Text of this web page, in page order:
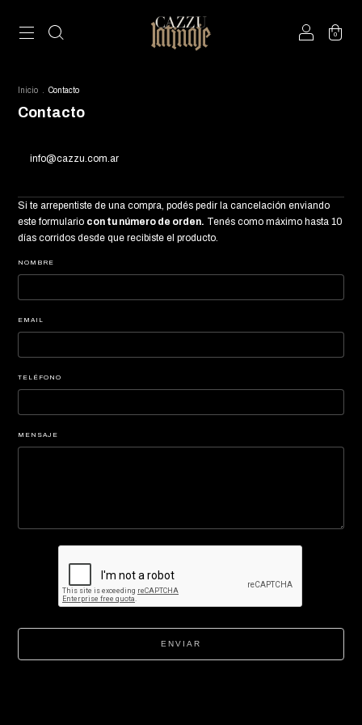
0
Inicio Contacto
Contacto
info@cazzu.com.ar
Si te arrepentiste de una compra, podés pedir la cancelación enviando
este formulario con tu número de orden. Tenés como máximo hasta 10
días corridos desde que recibiste el producto.
NOMBRE
EMAIL
TELÉFONO
MENSAJE
ENVIAR